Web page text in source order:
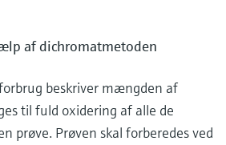
af dichromatmetoden
beskriver mængden af
til fuld oxidering af alle de
prøve. Prøven skal forberedes ved